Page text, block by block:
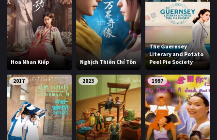
Hoa Nhan Kiếp Nghịch Thiên Chí Tôn
The Guernsey
Literary and Potato
Peel Pie Society
2017 2023 1997